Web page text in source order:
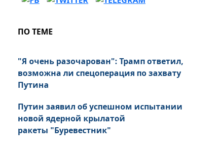
ПО ТЕМЕ
"Я очень разочарован": Трамп ответил,
возможна ли спецоперация по захвату
Путина
Путин заявил об успешном испытании
новой ядерной крылатой
ракеты "Буревестник"